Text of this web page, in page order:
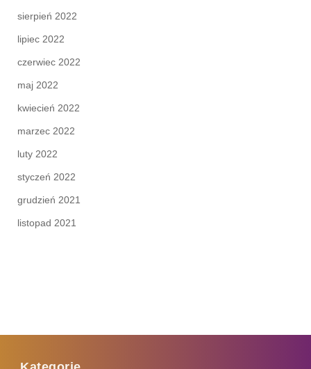
sierpień 2022
lipiec 2022
czerwiec 2022
maj 2022
kwiecień 2022
marzec 2022
luty 2022
styczeń 2022
grudzień 2021
listopad 2021